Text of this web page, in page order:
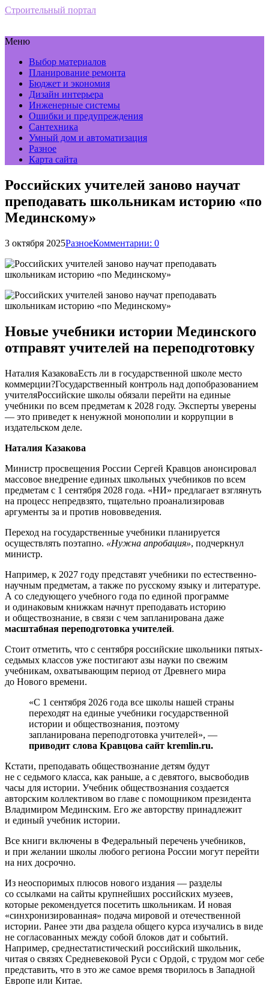
Строительный портал
Меню
Выбор материалов
Планирование ремонта
Бюджет и экономия
Дизайн интерьера
Инженерные системы
Ошибки и предупреждения
Сантехника
Умный дом и автоматизация
Разное
Карта сайта
Российских учителей заново научат
преподавать школьникам историю «по
Мединскому»
3 октября 2025РазноеКомментарии: 0
Новые учебники истории Мединского
отправят учителей на переподготовку
Наталия КазаковаЕсть ли в государственной школе место
коммерции?Государственный контроль над допобразованием
учителяРоссийские школы обязали перейти на единые
учебники по всем предметам к 2028 году. Эксперты уверены
— это приведет к ненужной монополии и коррупции в
издательском деле.
Наталия Казакова
Министр просвещения России Сергей Кравцов анонсировал
массовое внедрение единых школьных учебников по всем
предметам с 1 сентября 2028 года. «НИ» предлагает взглянуть
на процесс непредвзято, тщательно проанализировав
аргументы за и против нововведения.
Переход на государственные учебники планируется
осуществлять поэтапно. «Нужна апробация», подчеркнул
министр.
Например, к 2027 году представят учебники по естественно-
научным предметам, а также по русскому языку и литературе.
А со следующего учебного года по единой программе
и одинаковым книжкам начнут преподавать историю
и обществознание, в связи с чем запланирована даже
масштабная переподготовка учителей.
Стоит отметить, что с сентября российские школьники пятых-
седьмых классов уже постигают азы науки по свежим
учебникам, охватывающим период от Древнего мира
до Нового времени.
«С 1 сентября 2026 года все школы нашей страны
переходят на единые учебники государственной
истории и обществознания, поэтому
запланирована переподготовка учителей», —
приводит слова Кравцова сайт kremlin.ru.
Кстати, преподавать обществознание детям будут
не с седьмого класса, как раньше, а с девятого, высвободив
часы для истории. Учебник обществознания создается
авторским коллективом во главе с помощником президента
Владимиром Мединским. Его же авторству принадлежит
и единый учебник истории.
Все книги включены в Федеральный перечень учебников,
и при желании школы любого региона России могут перейти
на них досрочно.
Из неоспоримых плюсов нового издания — разделы
со ссылками на сайты крупнейших российских музеев,
которые рекомендуется посетить школьникам. И новая
«синхронизированная» подача мировой и отечественной
истории. Ранее эти два раздела общего курса изучались в виде
не согласованных между собой блоков дат и событий.
Например, среднестатистический российский школьник,
читая о связях Средневековой Руси с Ордой, с трудом мог себе
представить, что в это же самое время творилось в Западной
Европе или Китае.